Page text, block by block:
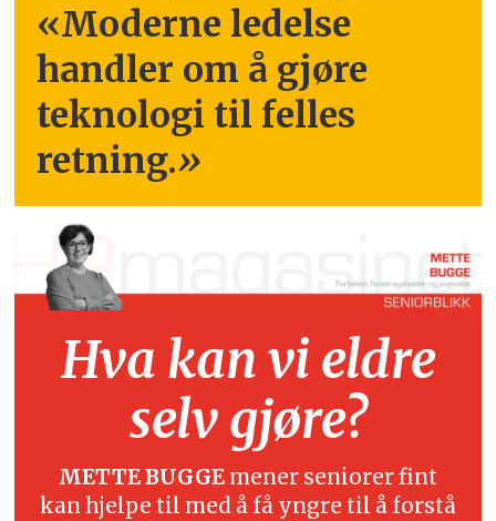
«Moderne ledelse
handler om å gjøre
teknologi til felles
retning.»
Hva kan vi eldre
selv gjøre?
METTE BUGGE mener seniorer fint
kan hjelpe til med å få yngre til å forstå